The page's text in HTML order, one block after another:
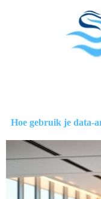
Hoe gebruik je data-